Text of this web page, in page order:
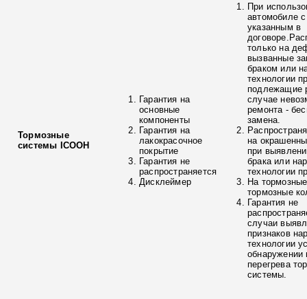
Тормозные
системы ICOOH
Гарантия на
основные
компоненты
Гарантия на
лакокрасочное
покрытие
Гарантия не
распространяется
Дисклеймер
При
автомобиле
указанным в
только на
вызванные
браком или
технологии
подлежащие
случае
ремонта -
замена.
на
при
брака или
технологии
На
тормозные
Гарантия не
случаи
признаков
технологии
обнаружении
перегрева
системы.